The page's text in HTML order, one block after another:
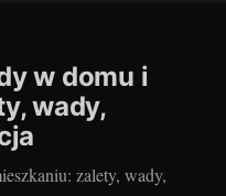
w domu i
wady,
zalety, wady,